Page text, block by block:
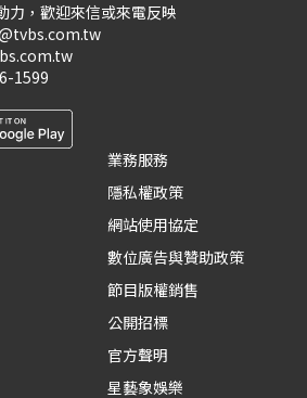
力，歡迎來信或來電反映
1599
業務服務
隱私權政策
網站使用協定
數位廣告與贊助政策
節目版權銷售
公開招標
官方聲明
星藝象娛樂